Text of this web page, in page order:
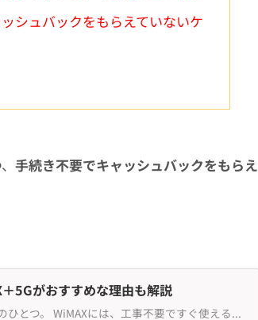
シュバックをもらえていないケ
手続き不要でキャッシュバックをもらえ
5Gがおすすめな理由も解説
WiMAXは、無線でインターネットに接続する回線のひとつ。 WiMAXには、工事不要ですぐ使える、外出先でも使えるなどのメリットがある一方で、光回線と比べると、速度が遅い場合があったり、通信が不安定なケースがあったりするなど、デメリットもあります。 メリットやデメリットを耳にして、契約...